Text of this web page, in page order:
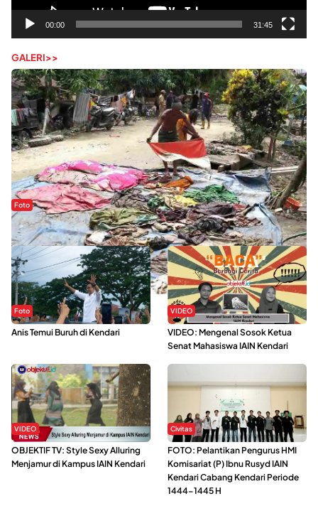
00:00 31:45
GALERI>>
Foto
Sejak Banjir Bandang, Warga Butuhkan Air Bersih
Foto
Anis Temui Buruh di Kendari
VIDEO
VIDEO: Mengenal Sosok Ketua
Senat Mahasiswa IAIN Kendari
VIDEO
OBJEKTIF TV: Style Sexy Alluring
Menjamur di Kampus IAIN Kendari
Civitas
FOTO: Pelantikan Pengurus HMI
Komisariat (P) Ibnu Rusyd IAIN
Kendari Cabang Kendari Periode
1444-1445 H